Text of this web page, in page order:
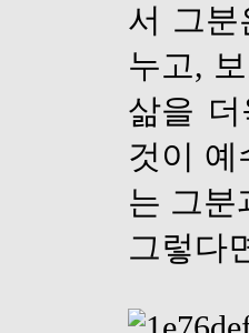
서 그분
누고,
삶을
것이 예
는 그분
그렇다